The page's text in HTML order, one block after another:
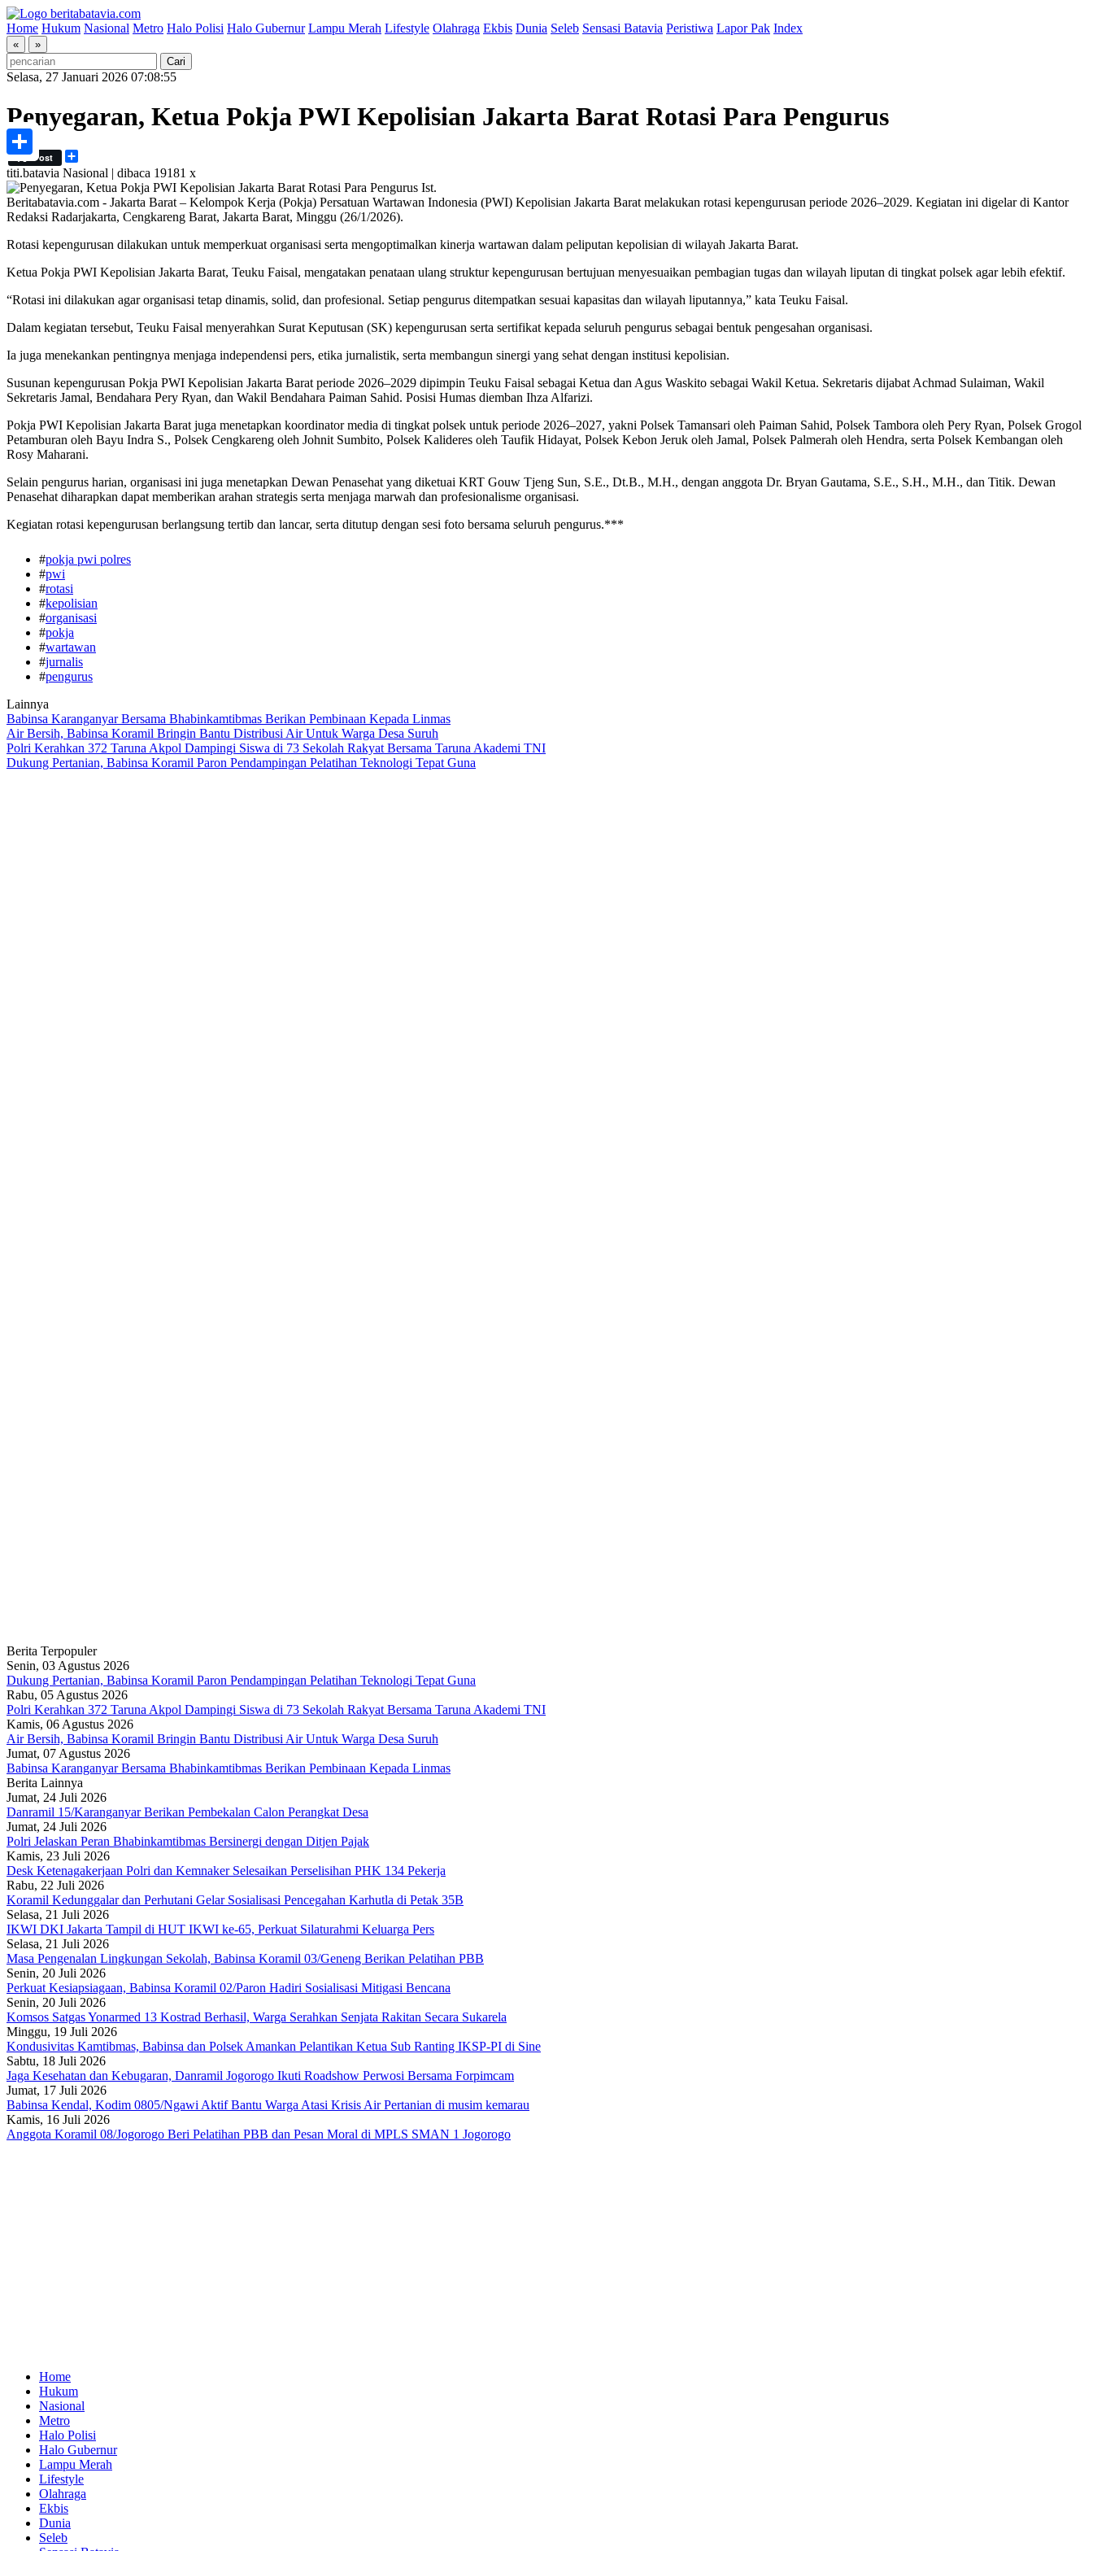
Home Hukum Nasional Metro Halo Polisi Halo Gubernur Lampu Merah Lifestyle Olahraga Ekbis Dunia Seleb Sensasi Batavia Peristiwa Lapor Pak Index
« »
Selasa, 27 Januari 2026 07:08:55
Penyegaran, Ketua Pokja PWI Kepolisian Jakarta Barat Rotasi Para Pengurus
Post
titi.batavia Nasional | dibaca 19181 x
Ist.
Beritabatavia.com - Jakarta Barat – Kelompok Kerja (Pokja) Persatuan Wartawan Indonesia (PWI) Kepolisian Jakarta Barat melakukan rotasi kepengurusan periode 2026–2029. Kegiatan ini digelar di Kantor
Redaksi Radarjakarta, Cengkareng Barat, Jakarta Barat, Minggu (26/1/2026).
Rotasi kepengurusan dilakukan untuk memperkuat organisasi serta mengoptimalkan kinerja wartawan dalam peliputan kepolisian di wilayah Jakarta Barat.
Ketua Pokja PWI Kepolisian Jakarta Barat, Teuku Faisal, mengatakan penataan ulang struktur kepengurusan bertujuan menyesuaikan pembagian tugas dan wilayah liputan di tingkat polsek agar lebih efektif.
“Rotasi ini dilakukan agar organisasi tetap dinamis, solid, dan profesional. Setiap pengurus ditempatkan sesuai kapasitas dan wilayah liputannya,” kata Teuku Faisal.
Dalam kegiatan tersebut, Teuku Faisal menyerahkan Surat Keputusan (SK) kepengurusan serta sertifikat kepada seluruh pengurus sebagai bentuk pengesahan organisasi.
Ia juga menekankan pentingnya menjaga independensi pers, etika jurnalistik, serta membangun sinergi yang sehat dengan institusi kepolisian.
Susunan kepengurusan Pokja PWI Kepolisian Jakarta Barat periode 2026–2029 dipimpin Teuku Faisal sebagai Ketua dan Agus Waskito sebagai Wakil Ketua. Sekretaris dijabat Achmad Sulaiman, Wakil
Sekretaris Jamal, Bendahara Pery Ryan, dan Wakil Bendahara Paiman Sahid. Posisi Humas diemban Ihza Alfarizi.
Pokja PWI Kepolisian Jakarta Barat juga menetapkan koordinator media di tingkat polsek untuk periode 2026–2027, yakni Polsek Tamansari oleh Paiman Sahid, Polsek Tambora oleh Pery Ryan, Polsek Grogol
Petamburan oleh Bayu Indra S., Polsek Cengkareng oleh Johnit Sumbito, Polsek Kalideres oleh Taufik Hidayat, Polsek Kebon Jeruk oleh Jamal, Polsek Palmerah oleh Hendra, serta Polsek Kembangan oleh
Rosy Maharani.
Selain pengurus harian, organisasi ini juga menetapkan Dewan Penasehat yang diketuai KRT Gouw Tjeng Sun, S.E., Dt.B., M.H., dengan anggota Dr. Bryan Gautama, S.E., S.H., M.H., dan Titik. Dewan
Penasehat diharapkan dapat memberikan arahan strategis serta menjaga marwah dan profesionalisme organisasi.
Kegiatan rotasi kepengurusan berlangsung tertib dan lancar, serta ditutup dengan sesi foto bersama seluruh pengurus.***
Share
#pokja pwi polres
#pwi
#rotasi
#kepolisian
#organisasi
#pokja
#wartawan
#jurnalis
#pengurus
Lainnya
Babinsa Karanganyar Bersama Bhabinkamtibmas Berikan Pembinaan Kepada Linmas
Air Bersih, Babinsa Koramil Bringin Bantu Distribusi Air Untuk Warga Desa Suruh
Polri Kerahkan 372 Taruna Akpol Dampingi Siswa di 73 Sekolah Rakyat Bersama Taruna Akademi TNI
Dukung Pertanian, Babinsa Koramil Paron Pendampingan Pelatihan Teknologi Tepat Guna
Berita Terpopuler
Senin, 03 Agustus 2026
Dukung Pertanian, Babinsa Koramil Paron Pendampingan Pelatihan Teknologi Tepat Guna
Rabu, 05 Agustus 2026
Polri Kerahkan 372 Taruna Akpol Dampingi Siswa di 73 Sekolah Rakyat Bersama Taruna Akademi TNI
Kamis, 06 Agustus 2026
Air Bersih, Babinsa Koramil Bringin Bantu Distribusi Air Untuk Warga Desa Suruh
Jumat, 07 Agustus 2026
Babinsa Karanganyar Bersama Bhabinkamtibmas Berikan Pembinaan Kepada Linmas
Berita Lainnya
Jumat, 24 Juli 2026
Danramil 15/Karanganyar Berikan Pembekalan Calon Perangkat Desa
Jumat, 24 Juli 2026
Polri Jelaskan Peran Bhabinkamtibmas Bersinergi dengan Ditjen Pajak
Kamis, 23 Juli 2026
Desk Ketenagakerjaan Polri dan Kemnaker Selesaikan Perselisihan PHK 134 Pekerja
Rabu, 22 Juli 2026
Koramil Kedunggalar dan Perhutani Gelar Sosialisasi Pencegahan Karhutla di Petak 35B
Selasa, 21 Juli 2026
IKWI DKI Jakarta Tampil di HUT IKWI ke-65, Perkuat Silaturahmi Keluarga Pers
Selasa, 21 Juli 2026
Masa Pengenalan Lingkungan Sekolah, Babinsa Koramil 03/Geneng Berikan Pelatihan PBB
Senin, 20 Juli 2026
Perkuat Kesiapsiagaan, Babinsa Koramil 02/Paron Hadiri Sosialisasi Mitigasi Bencana
Senin, 20 Juli 2026
Komsos Satgas Yonarmed 13 Kostrad Berhasil, Warga Serahkan Senjata Rakitan Secara Sukarela
Minggu, 19 Juli 2026
Kondusivitas Kamtibmas, Babinsa dan Polsek Amankan Pelantikan Ketua Sub Ranting IKSP-PI di Sine
Sabtu, 18 Juli 2026
Jaga Kesehatan dan Kebugaran, Danramil Jogorogo Ikuti Roadshow Perwosi Bersama Forpimcam
Jumat, 17 Juli 2026
Babinsa Kendal, Kodim 0805/Ngawi Aktif Bantu Warga Atasi Krisis Air Pertanian di musim kemarau
Kamis, 16 Juli 2026
Anggota Koramil 08/Jogorogo Beri Pelatihan PBB dan Pesan Moral di MPLS SMAN 1 Jogorogo
Home
Hukum
Nasional
Metro
Halo Polisi
Halo Gubernur
Lampu Merah
Lifestyle
Olahraga
Ekbis
Dunia
Seleb